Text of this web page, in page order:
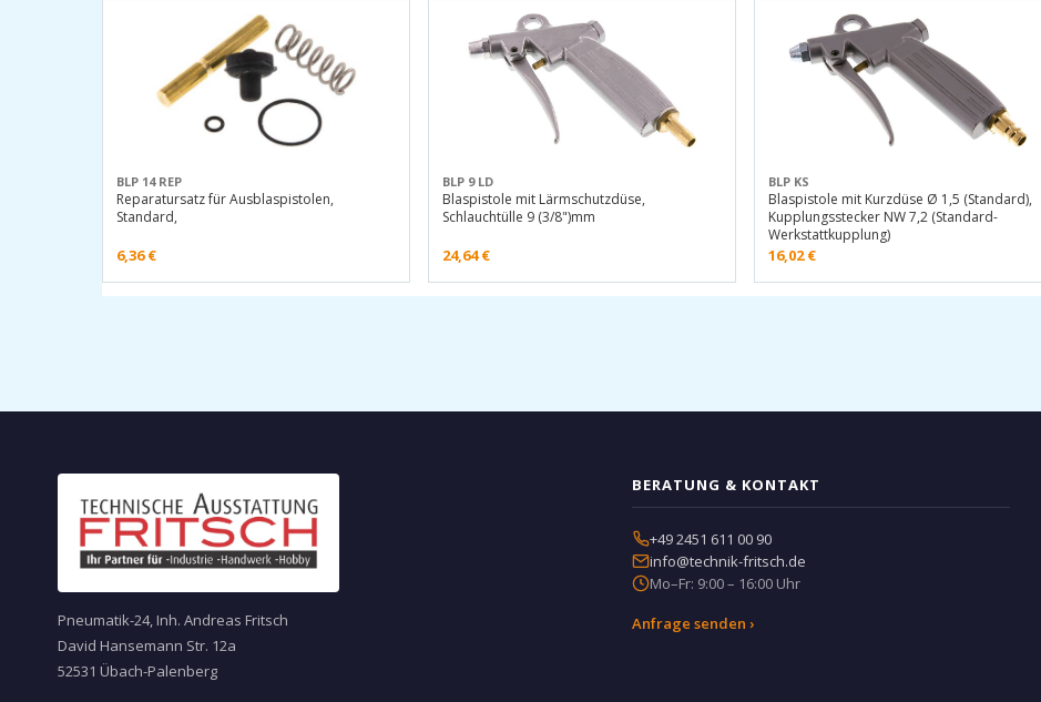
BLP 14 REP
Reparatursatz für Ausblaspistolen,
Standard,
6,36€
BLP 9 LD
Blaspistole mit Lärmschutzdüse,
Schlauchtülle 9 (3/8")mm
24,64€
BLP KS
Blaspistole mit Kurzdüse Ø 1,5 (Standard),
Kupplungsstecker NW 7,2 (Standard-
Werkstattkupplung)
16,02€
Pneumatik-24, Inh. Andreas Fritsch
David Hansemann Str. 12a
52531 Übach-Palenberg
BERATUNG & KONTAKT
+49 2451 611 00 90
info@technik-fritsch.de
Mo–Fr: 9:00 – 16:00 Uhr
Anfrage senden ›